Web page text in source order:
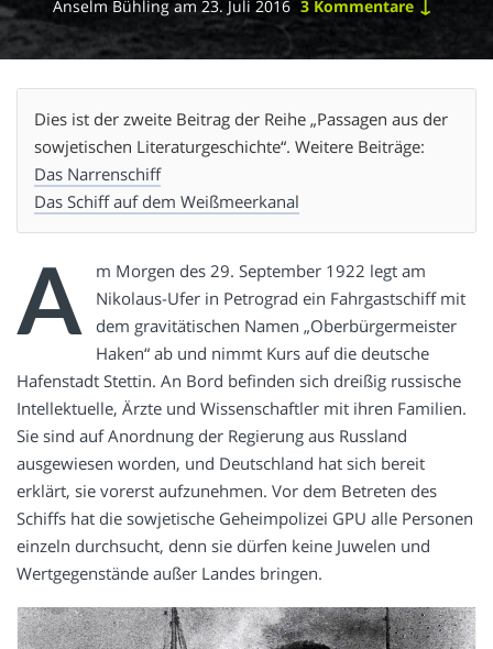
Anselm Bühling am 23. Juli 2016 3 Kommentare
Dies ist der zweite Beitrag der Reihe „Passagen aus der
sowjetischen Literaturgeschichte“. Weitere Beiträge:
Das Narrenschiff
Das Schiff auf dem Weißmeerkanal
A
m Morgen des 29. September 1922 legt am
Nikolaus-Ufer in Petrograd ein Fahrgastschiff mit
dem gravitätischen Namen „Oberbürgermeister
Haken“ ab und nimmt Kurs auf die deutsche
Hafenstadt Stettin. An Bord befinden sich dreißig russische
Intellektuelle, Ärzte und Wissenschaftler mit ihren Familien.
Sie sind auf Anordnung der Regierung aus Russland
ausgewiesen worden, und Deutschland hat sich bereit
erklärt, sie vorerst aufzunehmen. Vor dem Betreten des
Schiffs hat die sowjetische Geheimpolizei GPU alle Personen
einzeln durchsucht, denn sie dürfen keine Juwelen und
Wertgegenstände außer Landes bringen.